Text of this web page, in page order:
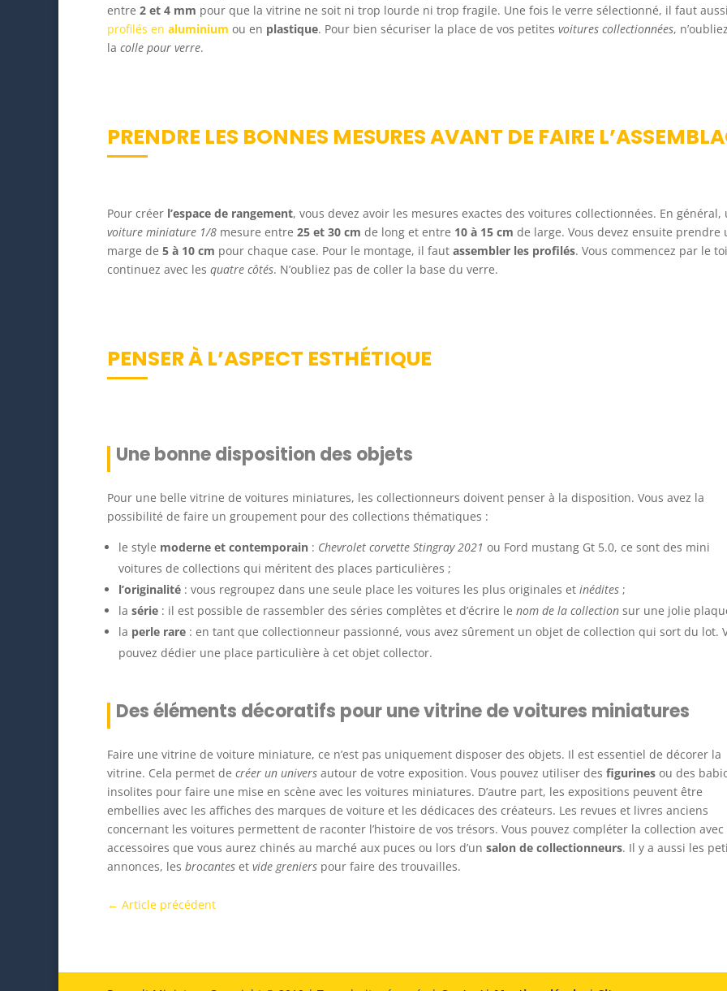
entre 2 et 4 mm pour que la vitrine ne soit ni trop lourde ni trop fragile. Une fois le verre sélectionné, il faut
profilés en aluminium ou en plastique. Pour bien sécuriser la place de vos petites voitures collectionnées,
la colle pour verre.
PRENDRE LES BONNES MESURES AVANT DE FAIRE
Pour créer l’espace de rangement, vous devez avoir les mesures exactes des voitures collectionnées. En général,
voiture miniature 1/8 mesure entre 25 et 30 cm de long et entre 10 à 15 cm de large. Vous devez ensuite prendre
marge de 5 à 10 cm pour chaque case. Pour le montage, il faut assembler les profilés. Vous commencez par le
continuez avec les quatre côtés. N’oubliez pas de coller la base du verre.
PENSER À L’ASPECT ESTHÉTIQUE
Une bonne disposition des objets
Pour une belle vitrine de voitures miniatures, les collectionneurs doivent penser à la disposition. Vous avez la
possibilité de faire un groupement pour des collections thématiques :
le style moderne et contemporain : Chevrolet corvette Stingray 2021 ou Ford mustang Gt 5.0, ce sont des mini
voitures de collections qui méritent des places particulières ;
l’originalité : vous regroupez dans une seule place les voitures les plus originales et inédites ;
la série : il est possible de rassembler des séries complètes et d’écrire le nom de la collection sur une jolie
la perle rare : en tant que collectionneur passionné, vous avez sûrement un objet de collection qui sort du lot.
pouvez dédier une place particulière à cet objet collector.
Des éléments décoratifs pour une vitrine de voitures miniatures
Faire une vitrine de voiture miniature, ce n’est pas uniquement disposer des objets. Il est essentiel de décorer la
vitrine. Cela permet de créer un univers autour de votre exposition. Vous pouvez utiliser des figurines ou des
insolites pour faire une mise en scène avec les voitures miniatures. D’autre part, les expositions peuvent être
embellies avec les affiches des marques de voiture et les dédicaces des créateurs. Les revues et livres anciens
concernant les voitures permettent de raconter l’histoire de vos trésors. Vous pouvez compléter la collection avec
accessoires que vous aurez chinés au marché aux puces ou lors d’un salon de collectionneurs. Il y a aussi les
annonces, les brocantes et vide greniers pour faire des trouvailles.
← Article précédent